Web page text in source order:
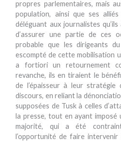
propres parlementaires, mais
population, ainsi que ses
déléguant aux journalistes
d’assurer une partie de ces
probable que les dirigeants
escompté de cette mobilisation
a fortiori un retournement
revanche, ils en tiraient le
de l’épaisseur à leur stratégie
discours, en reliant la
supposées de Tusk à celles
la presse, tout en ayant imposé
majorité, qui a été
l’opportunité de faire intervenir